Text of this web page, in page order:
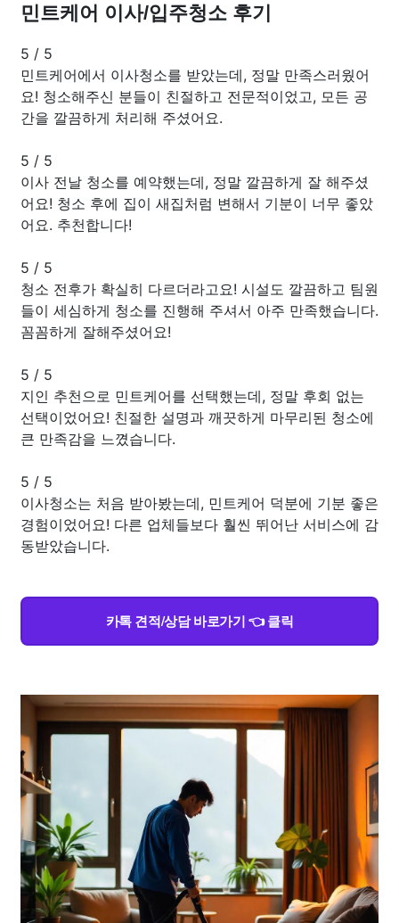
민트케어 이사/입주청소 후기
5 / 5
민트케어에서 이사청소를 받았는데, 정말 만족스러웠어
요! 청소해주신 분들이 친절하고 전문적이었고, 모든 공
간을 깔끔하게 처리해 주셨어요.
5 / 5
이사 전날 청소를 예약했는데, 정말 깔끔하게 잘 해주셨
어요! 청소 후에 집이 새집처럼 변해서 기분이 너무 좋았
어요. 추천합니다!
5 / 5
청소 전후가 확실히 다르더라고요! 시설도 깔끔하고 팀원
들이 세심하게 청소를 진행해 주셔서 아주 만족했습니다.
꼼꼼하게 잘해주셨어요!
5 / 5
지인 추천으로 민트케어를 선택했는데, 정말 후회 없는
선택이었어요! 친절한 설명과 깨끗하게 마무리된 청소에
큰 만족감을 느꼈습니다.
5 / 5
이사청소는 처음 받아봤는데, 민트케어 덕분에 기분 좋은
경험이었어요! 다른 업체들보다 훨씬 뛰어난 서비스에 감
동받았습니다.
카톡 견적/상담 바로가기 👈 클릭